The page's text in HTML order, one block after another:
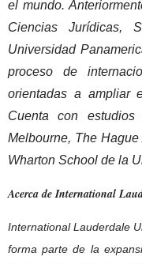
el mundo.
Ciencias
Universidad
proceso de
orientadas a ampliar
Cuenta con
Melbourne, The
Wharton School de la
Acerca de International
International Lauderdale
forma parte de la